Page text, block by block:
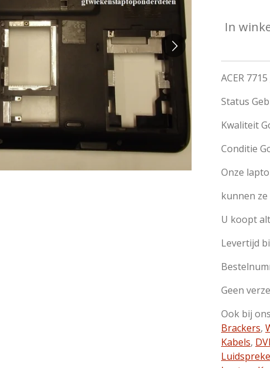
In
ACER 7715
Status
Kwaliteit
Conditie
Onze
kunnen
U koopt
Levertijd
Geen
Ook bij ons
Brackers,
Kabels,